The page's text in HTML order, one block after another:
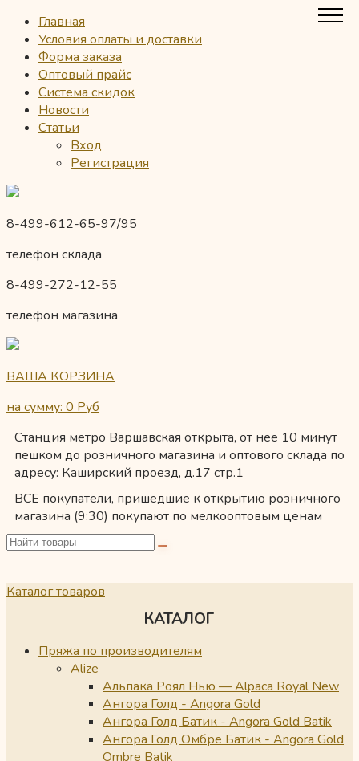
Главная
Условия оплаты и доставки
Форма заказа
Оптовый прайс
Система скидок
Новости
Статьи
Вход
Регистрация
8-499-612-65-97/95
телефон склада
8-499-272-12-55
телефон магазина
ВАША КОРЗИНА
на сумму: 0 Руб
Станция метро Варшавская открыта, от нее 10 минут
пешком до розничного магазина и оптового склада по
адресу: Каширский проезд, д.17 стр.1
ВСЕ покупатели, пришедшие к открытию розничного
магазина (9:30) покупают по мелкооптовым ценам
Каталог товаров
КАТАЛОГ
Пряжа по производителям
Alize
Альпака Роял Нью — Alpaca Royal New
Ангора Голд - Angora Gold
Ангора Голд Батик - Angora Gold Batik
Ангора Голд Омбре Батик - Angora Gold
Ombre Batik